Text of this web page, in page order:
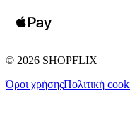
© 2026 SHOPFLIX
Όροι χρήσηςΠολιτική